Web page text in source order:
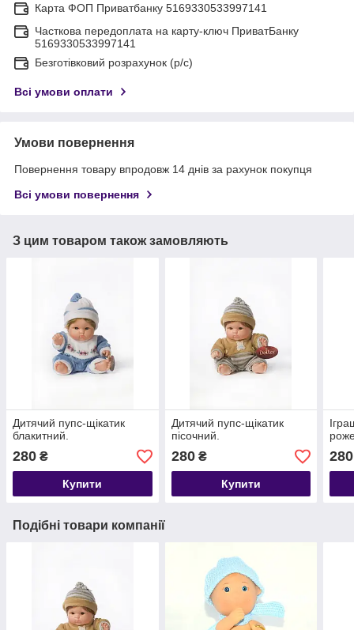
Карта ФОП Приватбанку 5169330533997141
Часткова передоплата на карту-ключ ПриватБанку
5169330533997141
Безготівковий розрахунок (р/с)
Всі умови оплати
Умови повернення
Повернення товару впродовж 14 днів за рахунок покупця
Всі умови повернення
З цим товаром також замовляють
Дитячий пупс-щікатик
блакитний.
280 ₴
Купити
Дитячий пупс-щікатик
пісочний.
280₴
Купити
280
Подібні товари компанії